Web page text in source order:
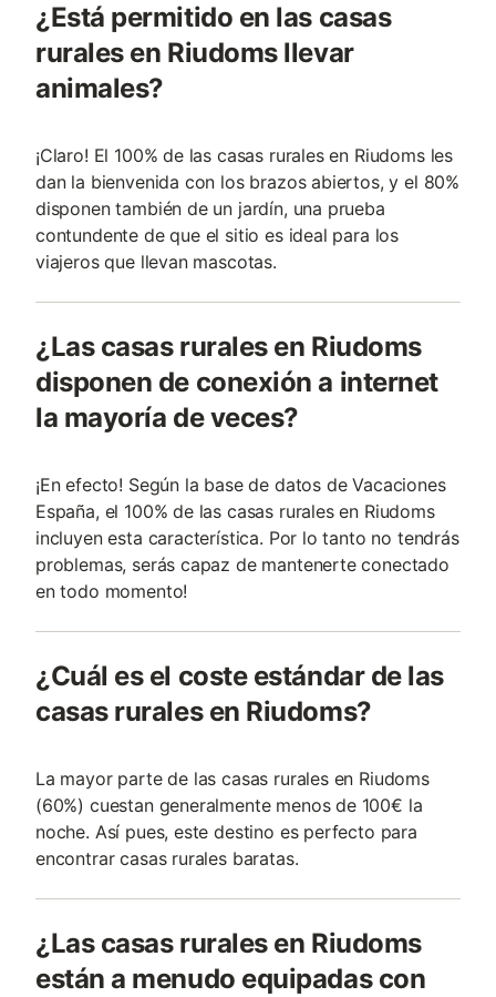
¿Está permitido en las casas
rurales en Riudoms llevar
animales?
¡Claro! El 100% de las casas rurales en Riudoms les
dan la bienvenida con los brazos abiertos, y el 80%
disponen también de un jardín, una prueba
contundente de que el sitio es ideal para los
viajeros que llevan mascotas.
¿Las casas rurales en Riudoms
disponen de conexión a internet
la mayoría de veces?
¡En efecto! Según la base de datos de Vacaciones
España, el 100% de las casas rurales en Riudoms
incluyen esta característica. Por lo tanto no tendrás
problemas, serás capaz de mantenerte conectado
en todo momento!
¿Cuál es el coste estándar de las
casas rurales en Riudoms?
La mayor parte de las casas rurales en Riudoms
(60%) cuestan generalmente menos de 100€ la
noche. Así pues, este destino es perfecto para
encontrar casas rurales baratas.
¿Las casas rurales en Riudoms
están a menudo equipadas con